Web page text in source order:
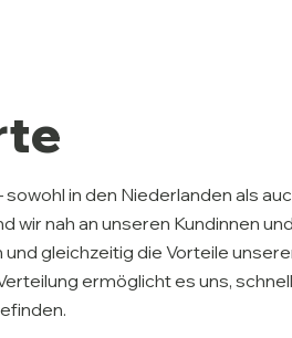
in den Niederlanden als
nah an unseren Kundinnen
gleichzeitig die Vorteile
ermöglicht es uns,